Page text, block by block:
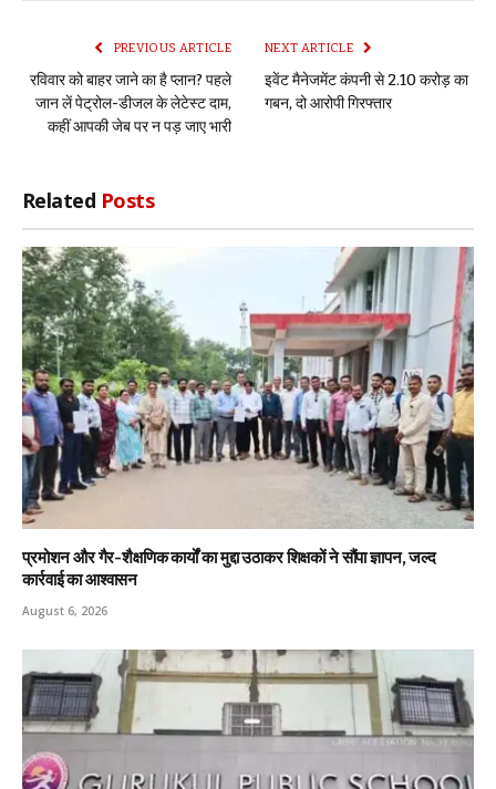
PREVIOUS ARTICLE
रविवार को बाहर जाने का है प्लान? पहले
जान लें पेट्रोल-डीजल के लेटेस्ट दाम,
कहीं आपकी जेब पर न पड़ जाए भारी
NEXT ARTICLE
इवेंट मैनेजमेंट कंपनी से 2.10 करोड़ का
गबन, दो आरोपी गिरफ्तार
Related Posts
प्रमोशन और गैर-शैक्षणिक कार्यों का मुद्दा उठाकर शिक्षकों ने सौंपा ज्ञापन, जल्द
कार्रवाई का आश्वासन
August 6, 2026